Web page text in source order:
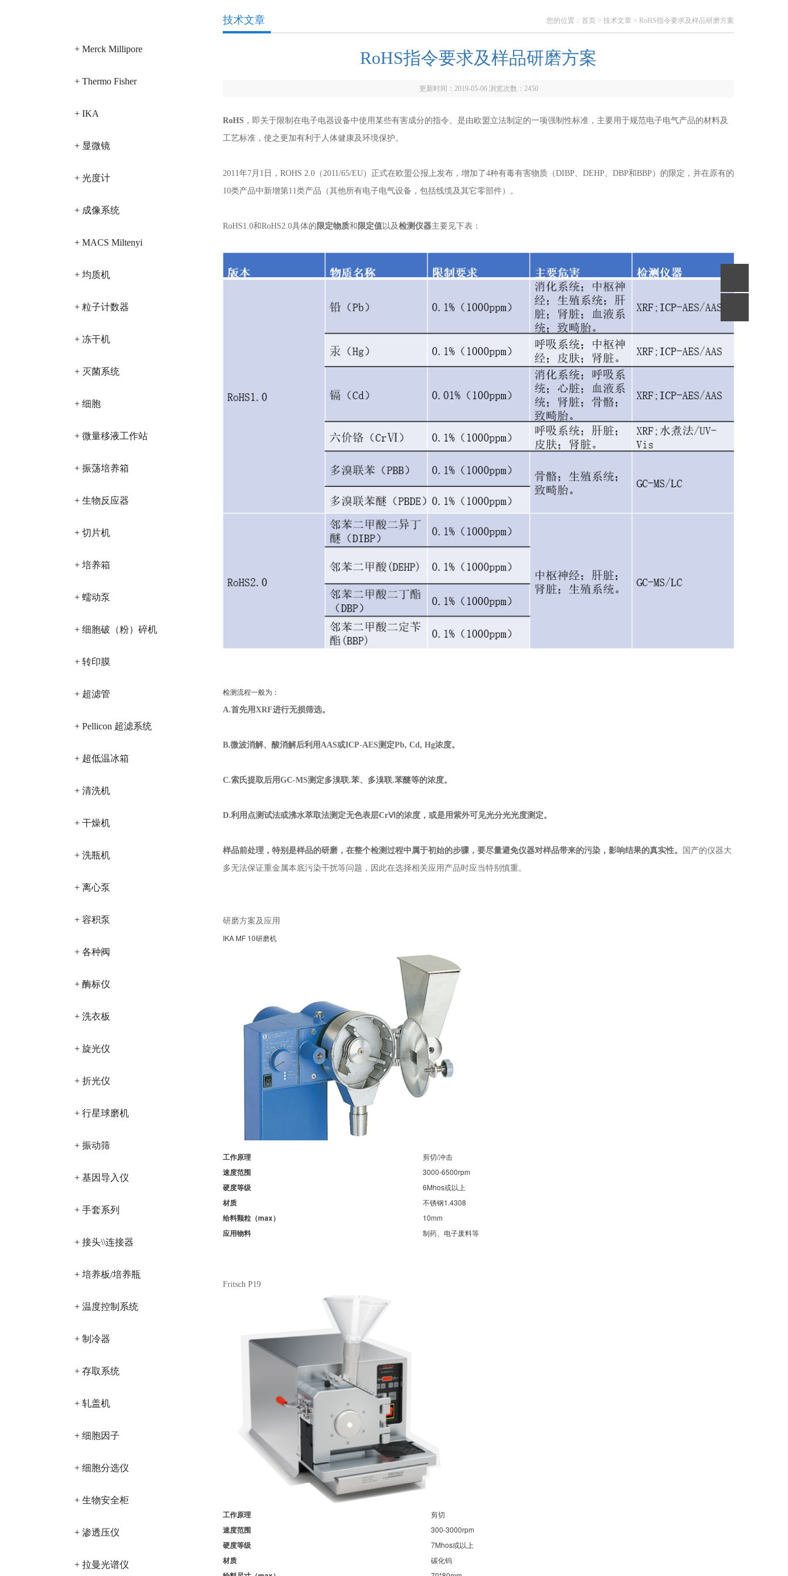
+ Merck Millipore
+ Thermo Fisher
+ IKA
+ 显微镜
+ 光度计
+ 成像系统
+ MACS Miltenyi
+ 均质机
+ 粒子计数器
+ 冻干机
+ 灭菌系统
+ 细胞
+ 微量移液工作站
+ 振荡培养箱
+ 生物反应器
+ 切片机
+ 培养箱
+ 蠕动泵
+ 细胞破（粉）碎机
+ 转印膜
+ 超滤管
+ Pellicon 超滤系统
+ 超低温冰箱
+ 清洗机
+ 干燥机
+ 洗瓶机
+ 离心泵
+ 容积泵
+ 各种阀
+ 酶标仪
+ 洗衣板
+ 旋光仪
+ 折光仪
+ 行星球磨机
+ 振动筛
+ 基因导入仪
+ 手套系列
+ 接头\\连接器
+ 培养板/培养瓶
+ 温度控制系统
+ 制冷器
+ 存取系统
+ 轧盖机
+ 细胞因子
+ 细胞分选仪
+ 生物安全柜
+ 渗透压仪
+ 拉曼光谱仪
您的位置： 首页 > 技术文章 > RoHS指令要求及样品研磨方案
技术文章
RoHS指令要求及样品研磨方案
更新时间：2019-05-06 浏览次数： 2450
RoHS ，即关于限制在电子电器设备中使用某些有害成分的指令。是由欧盟立法制定的一项强制性标准，主要用于规范电子电气产品的材料及
工艺标准，使之更加有利于人体健康及环境保护。
2011年7月1日，ROHS 2.0（2011/65/EU）正式在欧盟公报上发布，增加了4种有毒有害物质（DIBP、DEHP、DBP和BBP）的限定，并在原有的
10类产品中新增第11类产品（其他所有电子电气设备，包括线缆及其它零部件）。
RoHS1.0和RoHS2.0具体的 限定物质和 限定值以及检测仪器主要见下表：
检测流程一般为：
A.首先用XRF进行无损筛选。
B.微波消解、酸消解后利用AAS或ICP-AES测定Pb, Cd, Hg浓度。
C.索氏提取后用GC-MS测定多溴联.苯、多溴联.苯醚等的浓度。
D.利用点测试法或沸水萃取法测定无色表层CrⅥ的浓度，或是用紫外可见光分光光度测定。
样品前处理，特别是样品的研磨 ，在整个检测过程中属于初始的步骤，要尽量避免仪器对样品带来的污染，影响结果的真实性。
国产的仪器大
多无法保证重金属本底污染干扰等问题，因此在选择相关应用产品时应当特别慎重。
研磨方案及应用
IKA MF 10研磨机
工作原理 剪切/冲击
速度范围 3000-6500rpm
硬度等级 6Mhos或以上
材质 不锈钢1.4308
给料颗粒（max） 10mm
应用物料 制药、电子废料等
Fritsch P19
工作原理 剪切
速度范围 300-3000rpm
硬度等级 7Mhos或以上
材质 碳化钨
回到